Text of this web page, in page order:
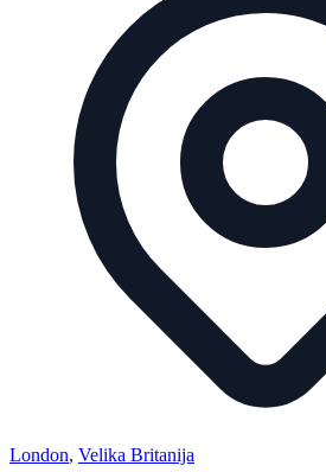
London, Velika Britanija